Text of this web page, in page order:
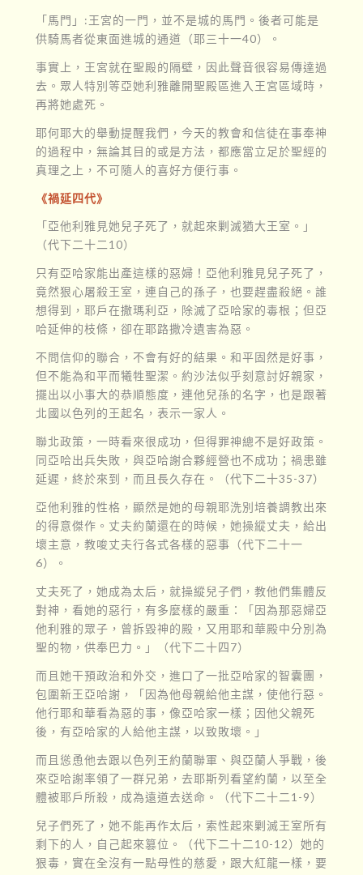
「馬門」:王宮的一門，並不是城的馬門。後者可能是
供騎馬者從東面進城的通道（耶三十一40）。
事實上，王宮就在聖殿的隔壁，因此聲音很容易傳達過
去。眾人特別等亞她利雅離開聖殿區進入王宮區域時，
再將她處死。
耶何耶大的舉動提醒我們，今天的教會和信徒在事奉神
的過程中，無論其目的或是方法，都應當立足於聖經的
真理之上，不可隨人的喜好方便行事。
《禍延四代》
「亞他利雅見她兒子死了，就起來剿滅猶大王室。」
（代下二十二10）
只有亞哈家能出產這樣的惡婦！亞他利雅見兒子死了，
竟然狠心屠殺王室，連自己的孫子，也要趕盡殺絕。誰
想得到，耶戶在撒瑪利亞，除滅了亞哈家的毒根；但亞
哈延伸的枝條，卻在耶路撒冷遺害為惡。
不問信仰的聯合，不會有好的結果。和平固然是好事，
但不能為和平而犧牲聖潔。約沙法似乎刻意討好親家，
擺出以小事大的恭順態度，連他兒孫的名字，也是跟著
北國以色列的王起名，表示一家人。
聯北政策，一時看來很成功，但得罪神總不是好政策。
同亞哈出兵失敗，與亞哈謝合夥經營也不成功；禍患雖
延遲，終於來到，而且長久存在。（代下二十35-37）
亞他利雅的性格，顯然是她的母親耶洗別培養調教出來
的得意傑作。丈夫約蘭還在的時候，她操縱丈夫，給出
壞主意，教唆丈夫行各式各樣的惡事（代下二十一
6）。
丈夫死了，她成為太后，就操縱兒子們，教他們集體反
對神，看她的惡行，有多麼樣的嚴重：「因為那惡婦亞
他利雅的眾子，曾拆毀神的殿，又用耶和華殿中分別為
聖的物，供奉巴力。」（代下二十四7）
而且她干預政治和外交，進口了一批亞哈家的智囊團，
包圍新王亞哈謝，「因為他母親給他主謀，使他行惡。
他行耶和華看為惡的事，像亞哈家一樣；因他父親死
後，有亞哈家的人給他主謀，以致敗壞。」
而且慫恿他去跟以色列王約蘭聯軍、與亞蘭人爭戰，後
來亞哈謝率領了一群兄弟，去耶斯列看望約蘭，以至全
體被耶戶所殺，成為遠道去送命。（代下二十二1-9）
兒子們死了，她不能再作太后，索性起來剿滅王室所有
剩下的人，自己起來篡位。（代下二十二10-12）她的
狠毒，實在全沒有一點母性的慈愛，跟大紅龍一樣，要